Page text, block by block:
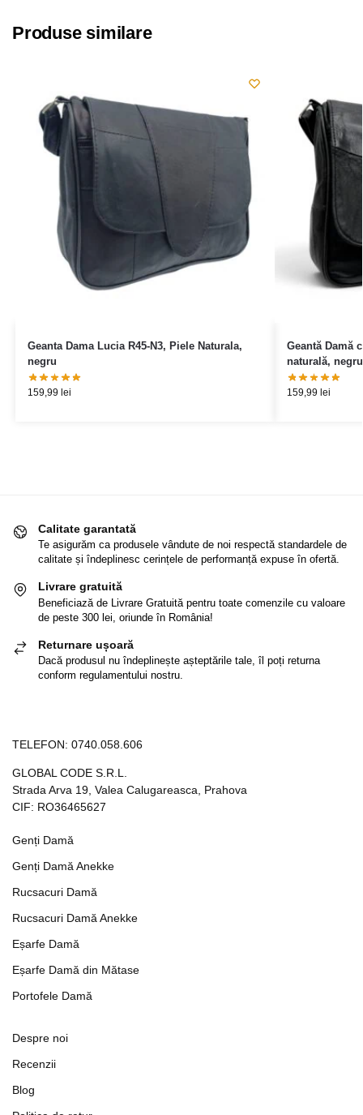
Produse similare
Geanta Dama Lucia R45-N3, Piele Naturala,
negru
159,99 lei
Geantă Damă
naturală,
159,99 lei
Calitate garantată
Te asigurăm ca produsele vândute de noi respectă standardele de
calitate și îndeplinesc cerințele de performanță expuse în ofertă.
Livrare gratuită
Beneficiază de Livrare Gratuită pentru toate comenzile cu valoare
de peste 300 lei, oriunde în România!
Returnare ușoară
Dacă produsul nu îndeplinește așteptările tale, îl poți returna
conform regulamentului nostru.
TELEFON: 0740.058.606
GLOBAL CODE S.R.L.
Strada Arva 19, Valea Calugareasca, Prahova
CIF: RO36465627
Genți Damă
Genți Damă Anekke
Rucsacuri Damă
Rucsacuri Damă Anekke
Eșarfe Damă
Eșarfe Damă din Mătase
Portofele Damă
Despre noi
Recenzii
Blog